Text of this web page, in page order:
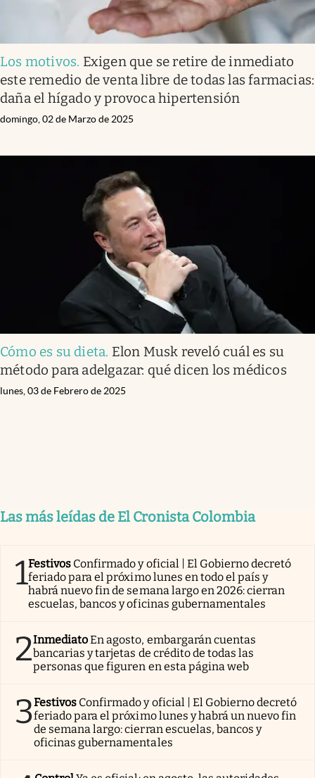
Los motivos. Exigen que se retire de inmediato
este remedio de venta libre de todas las farmacias:
daña el hígado y provoca hipertensión
domingo, 02 de Marzo de 2025
Cómo es su dieta. Elon Musk reveló cuál es su
método para adelgazar: qué dicen los médicos
lunes, 03 de Febrero de 2025
Las más leídas de El Cronista Colombia
1Festivos Confirmado y oficial | El Gobierno decretó
feriado para el próximo lunes en todo el país y
habrá nuevo fin de semana largo en 2026: cierran
escuelas, bancos y oficinas gubernamentales
2InmediatoEn agosto, embargarán cuentas
bancarias y tarjetas de crédito de todas las
personas que figuren en esta página web
3Festivos Confirmado y oficial | El Gobierno decretó
feriado para el próximo lunes y habrá un nuevo fin
de semana largo: cierran escuelas, bancos y
oficinas gubernamentales